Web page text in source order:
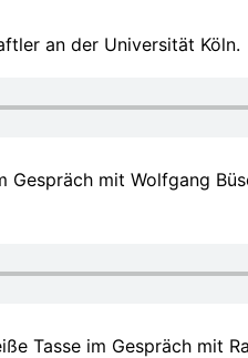
an der Universität Köln.
mit Wolfgang
Tasse im Gespräch mit